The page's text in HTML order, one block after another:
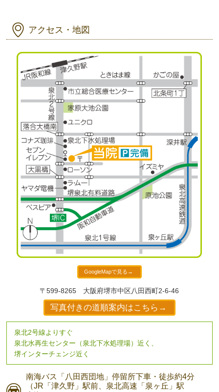
アクセス・地図
GoogleMapで見る→
〒599-8265 大阪府堺市中区八田西町2-6-46
写真付きの道順案内はこちら→
泉北2号線よりすぐ
泉北水再生センター（泉北下水処理場）近く、
堺インターチェンジ近く
南海バス 「八田西団地」停留所下車・徒歩約4分
（JR「津久野」駅前、 泉北高速「泉ヶ丘」駅